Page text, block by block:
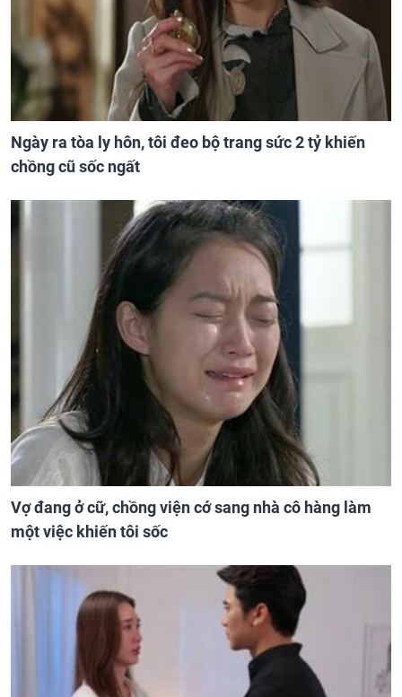
Ngày ra tòa ly hôn, tôi đeo bộ trang sức 2 tỷ khiến
chồng cũ sốc ngất
Vợ đang ở cữ, chồng viện cớ sang nhà cô hàng làm
một việc khiến tôi sốc